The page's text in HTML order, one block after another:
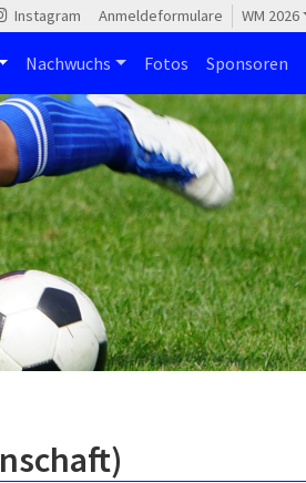
Instagram Anmeldeformulare WM 2026
Nachwuchs Fotos Sponsoren